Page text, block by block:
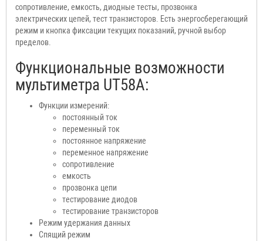
сопротивление, емкость, диодные тесты, прозвонка
электрических цепей, тест транзисторов. Есть энергосберегающий
режим и кнопка фиксации текущих показаний, ручной выбор
пределов.
Функциональные возможности
мультиметра UT58A:
Функции измерений:
постоянный ток
переменный ток
постоянное напряжение
переменное напряжение
сопротивление
емкость
прозвонка цепи
тестирование диодов
тестирование транзисторов
Режим удержания данных
Спящий режим